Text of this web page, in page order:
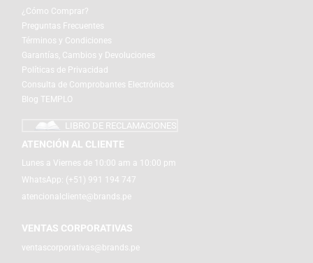
¿Cómo Comprar?
Preguntas Frecuentes
Términos y Condiciones
Garantías, Cambios y Devoluciones
Políticas de Privacidad
Consulta de Comprobantes Electrónicos
Blog TEMPLO
LIBRO DE RECLAMACIONES
ATENCIÓN AL CLIENTE
Lunes a Viernes de 10:00 am a 10:00 pm
WhatsApp: (+51) 991 194 747
atencionalcliente@brands.pe
VENTAS CORPORATIVAS
ventascorporativas@brands.pe